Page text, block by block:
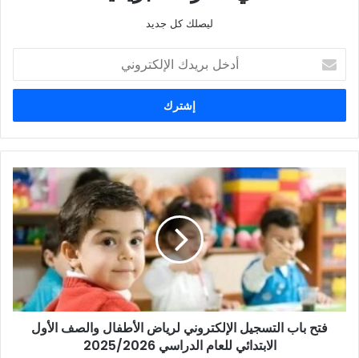
ليصلك كل جديد
بريدك
الإلكتروني
باب
التسجيل
الإلكتروني
لرياض
الأطفال
والصف
الأول
الابتدائي
للعامفتح باب التسجيل الإلكتروني لرياض الأطفال والصف الأول
الابتدائي للعام الدراسي 2025/2026